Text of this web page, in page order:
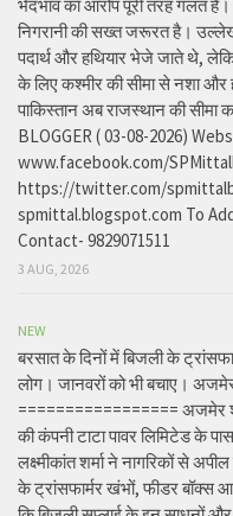
भेदभाव का आरोप पूरी तरह गलत है।
निगरानी की सख्त जरूरत है।
पदार्थ और हथियार भेजे जाते थे,
के लिए कश्मीर की सीमा से नशा और
पाकिस्तान अब राजस्थान की
BLOGGER ( 03-08-2026)
www.facebook.com/
https://twitter.com/
spmittal.blogspot.com To
Contact- 9829071511
3 AUG, 2026
NEW
बरसात के दिनों में बिजली के
लोग। जानवरों को भी बचाए।
================= अजमेर
की कंपनी टाटा पावर लिमिटेड के
लक्ष्मीकांत शर्मा ने नागरिकों से
के ट्रांसफार्मर खंभों, फीडर बॉक्स